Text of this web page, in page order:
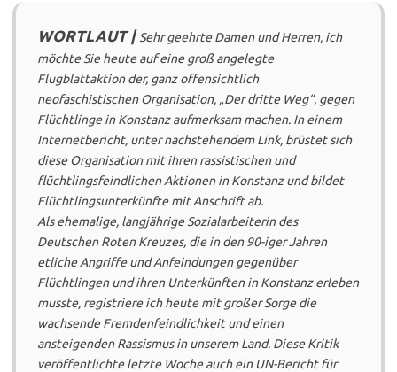
WORTLAUT |Sehr geehrte Damen und Herren, ich
möchte Sie heute auf eine groß angelegte
Flugblattaktion der, ganz offensichtlich
neofaschistischen Organisation, „Der dritte Weg“, gegen
Flüchtlinge in Konstanz aufmerksam machen. In einem
Internetbericht, unter nachstehendem Link, brüstet sich
diese Organisation mit ihren rassistischen und
flüchtlingsfeindlichen Aktionen in Konstanz und bildet
Flüchtlingsunterkünfte mit Anschrift ab.
Als ehemalige, langjährige Sozialarbeiterin des
Deutschen Roten Kreuzes, die in den 90-iger Jahren
etliche Angriffe und Anfeindungen gegenüber
Flüchtlingen und ihren Unterkünften in Konstanz erleben
musste, registriere ich heute mit großer Sorge die
wachsende Fremdenfeindlichkeit und einen
ansteigenden Rassismus in unserem Land. Diese Kritik
veröffentlichte letzte Woche auch ein UN-Bericht für